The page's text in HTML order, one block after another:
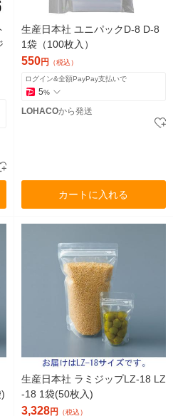
生産日本社 ユニパックD-8 D-8
1袋（100枚入）
550円 （税込）
ログイン&全額PayPay支払いで
5%
LOHACOから発送
カートに入れる
生産日本社 ラミジップLZ-18 LZ
-18 1袋(50枚入)
3,328円 （税込）